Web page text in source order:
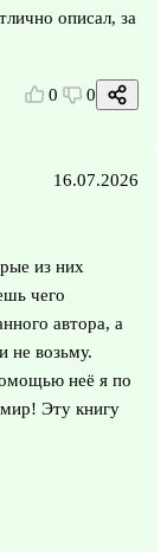
описал, за
0 0
16.07.2026
из них
чего
автора, а
не возьму.
неё я по
мир! Эту книгу